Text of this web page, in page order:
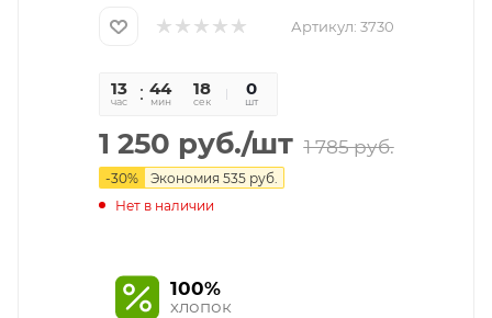
Артикул: 3730
13
час
44
мин
18
сек
0
шт
1 250 руб./шт 1 785руб.
-30% Экономия 535руб.
Нет в наличии
100%
хлопок